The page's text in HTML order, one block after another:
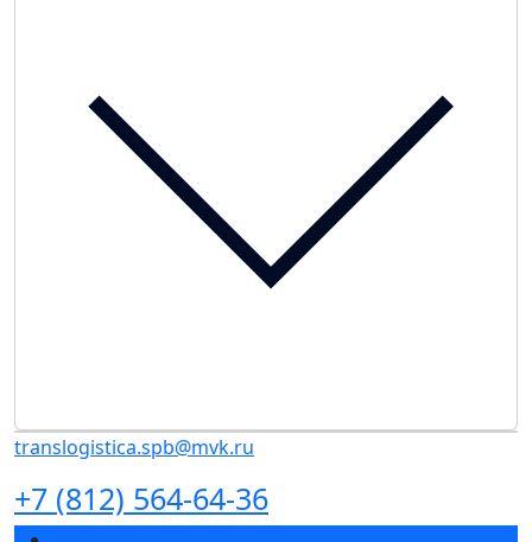
translogistica.spb@mvk.ru
+7 (812) 564-64-36